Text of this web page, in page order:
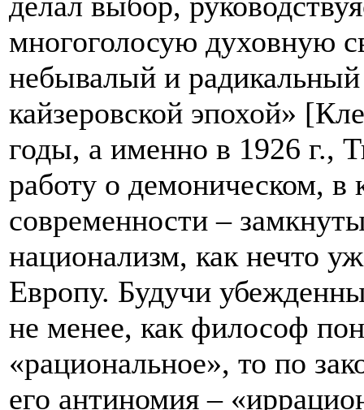
многоголосую духовную
небывалый и радикальный
кайзеровской эпохой»
годы, а именно в 1926 г.,
работу о демоническом, в
современности –
национализм, как нечто
Европу. Будучи
не менее, как философ
«рациональное», то по
его антиномия –